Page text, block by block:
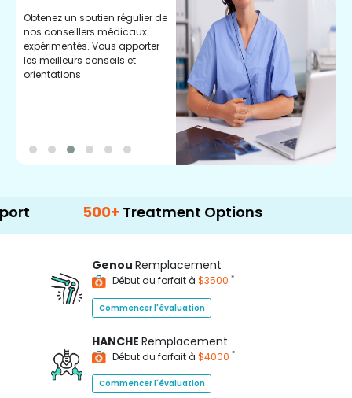
Obtenez un soutien régulier de
nos conseillers médicaux
expérimentés. Vous apporter
les meilleurs conseils et
orientations.
500+ Treatment Options
Genou Remplacement
Début du forfait à $3500 *
Commencer l'évaluation
HANCHE Remplacement
Début du forfait à $4000 *
Commencer l'évaluation